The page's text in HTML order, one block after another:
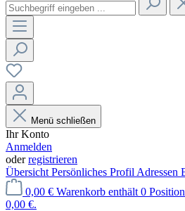
Menü schließen
Ihr Konto
Anmelden
oderregistrieren
Übersicht Persönliches Profil Adressen
0,00 € Warenkorb enthält 0
0,00 €.